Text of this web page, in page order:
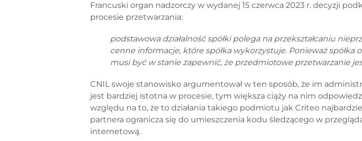
Francuski organ nadzorczy w wydanej 15 czerwca 2023 r. decyzji
procesie przetwarzania:
podstawowa działalność spółki polega na przekształcaniu
cenne informacje, które spółka wykorzystuje. Ponieważ
musi być w stanie zapewnić, że przedmiotowe przetwarzanie
CNIL swoje stanowisko argumentował w ten sposób, że im
jest bardziej istotna w procesie, tym większa ciąży na nim
względu na to, że to działania takiego podmiotu jak Criteo
partnera ogranicza się do umieszczenia kodu śledzącego w
internetową.